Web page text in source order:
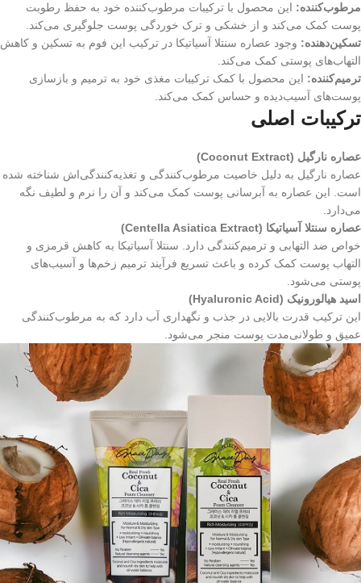
مرطوب‌کننده: این محصول با ترکیبات مرطوب‌کننده خود به حفظ رطوبت
پوست کمک می‌کند و از خشکی و ترک خوردگی پوست جلوگیری می‌کند.
تسکین‌دهنده: وجود عصاره سنتلا آسیاتیکا در ترکیب این فوم به تسکین و کاهش
التهاب‌های پوستی کمک می‌کند.
ترمیم‌کننده: این محصول با کمک ترکیبات مغذی خود به ترمیم و بازسازی
پوست‌های آسیب‌دیده و حساس کمک می‌کند.
ترکیبات اصلی
عصاره نارگیل (Coconut Extract)
عصاره نارگیل به دلیل خاصیت مرطوب‌کنندگی و تغذیه‌کنندگی‌اش شناخته شده
است. این عصاره به آبرسانی پوست کمک می‌کند و آن را نرم و لطیف نگه
می‌دارد.
عصاره سنتلا آسیاتیکا (Centella Asiatica Extract)
خواص ضد التهابی و ترمیم‌کنندگی دارد. سنتلا آسیاتیکا به کاهش قرمزی و
التهاب پوست کمک کرده و باعث تسریع فرآیند ترمیم زخم‌ها و آسیب‌های
پوستی می‌شود.
اسید هیالورونیک (Hyaluronic Acid)
این ترکیب قدرت بالایی در جذب و نگهداری آب دارد که به مرطوب‌کنندگی
عمیق و طولانی‌مدت پوست منجر می‌شود.